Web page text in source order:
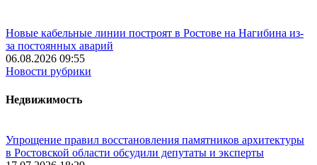
Новые кабельные линии построят в Ростове на Нагибина из-
за постоянных аварий
06.08.2026 09:55
Новости рубрики
Недвижимость
Упрощение правил восстановления памятников архитектуры
в Ростовской области обсудили депутаты и эксперты